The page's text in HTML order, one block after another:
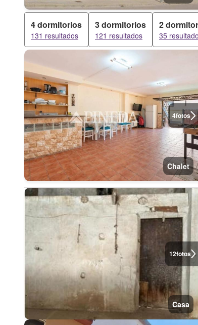
4 dormitorios
131 resultados
3 dormitorios
121 resultados
2
35
4fotos
Chalet
12fotos
Casa